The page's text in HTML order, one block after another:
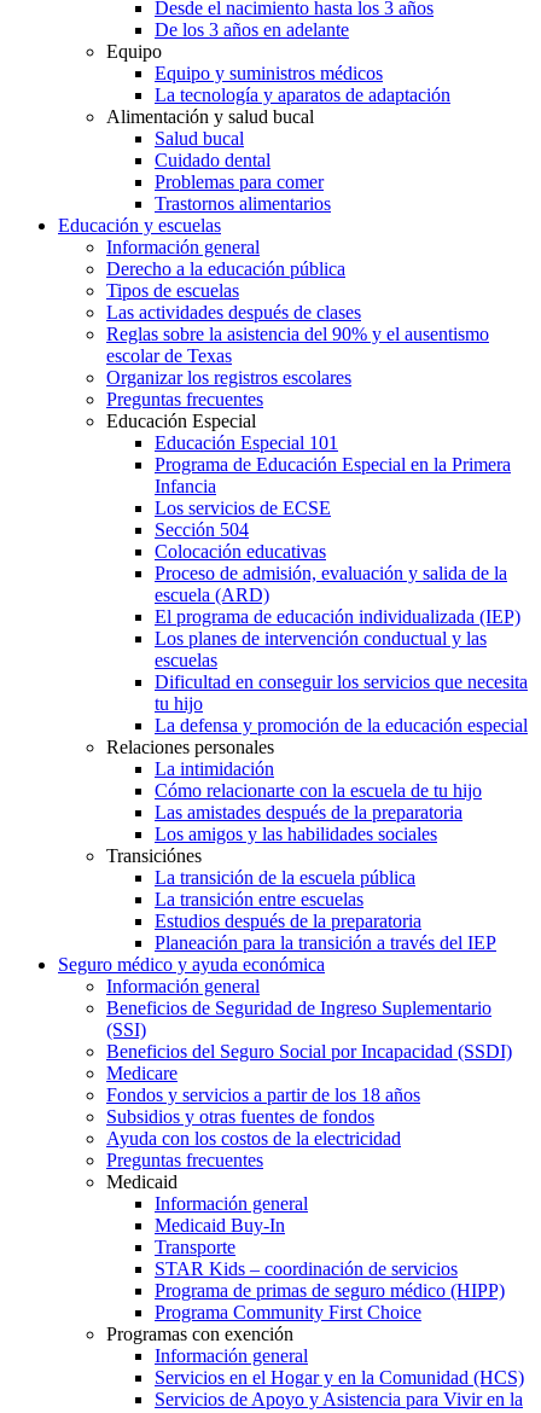
Desde el nacimiento hasta los 3 años
De los 3 años en adelante
Equipo
Equipo y suministros médicos
La tecnología y aparatos de adaptación
Alimentación y salud bucal
Salud bucal
Cuidado dental
Problemas para comer
Trastornos alimentarios
Educación y escuelas
Información general
Derecho a la educación pública
Tipos de escuelas
Las actividades después de clases
Reglas sobre la asistencia del 90% y el ausentismo
escolar de Texas
Organizar los registros escolares
Preguntas frecuentes
Educación Especial
Educación Especial 101
Programa de Educación Especial en la Primera
Infancia
Los servicios de ECSE
Sección 504
Colocación educativas
Proceso de admisión, evaluación y salida de la
escuela (ARD)
El programa de educación individualizada (IEP)
Los planes de intervención conductual y las
escuelas
Dificultad en conseguir los servicios que necesita
tu hijo
La defensa y promoción de la educación especial
Relaciones personales
La intimidación
Cómo relacionarte con la escuela de tu hijo
Las amistades después de la preparatoria
Los amigos y las habilidades sociales
Transiciónes
La transición de la escuela pública
La transición entre escuelas
Estudios después de la preparatoria
Planeación para la transición a través del IEP
Seguro médico y ayuda económica
Información general
Beneficios de Seguridad de Ingreso Suplementario
(SSI)
Beneficios del Seguro Social por Incapacidad (SSDI)
Medicare
Fondos y servicios a partir de los 18 años
Subsidios y otras fuentes de fondos
Ayuda con los costos de la electricidad
Preguntas frecuentes
Medicaid
Información general
Medicaid Buy-In
Transporte
STAR Kids – coordinación de servicios
Programa de primas de seguro médico (HIPP)
Programa Community First Choice
Programas con exención
Información general
Servicios en el Hogar y en la Comunidad (HCS)
Servicios de Apoyo y Asistencia para Vivir en la